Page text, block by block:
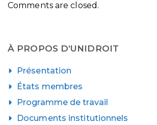
Comments are closed.
À PROPOS D’UNIDROIT
Présentation
États membres
Programme de travail
Documents institutionnels